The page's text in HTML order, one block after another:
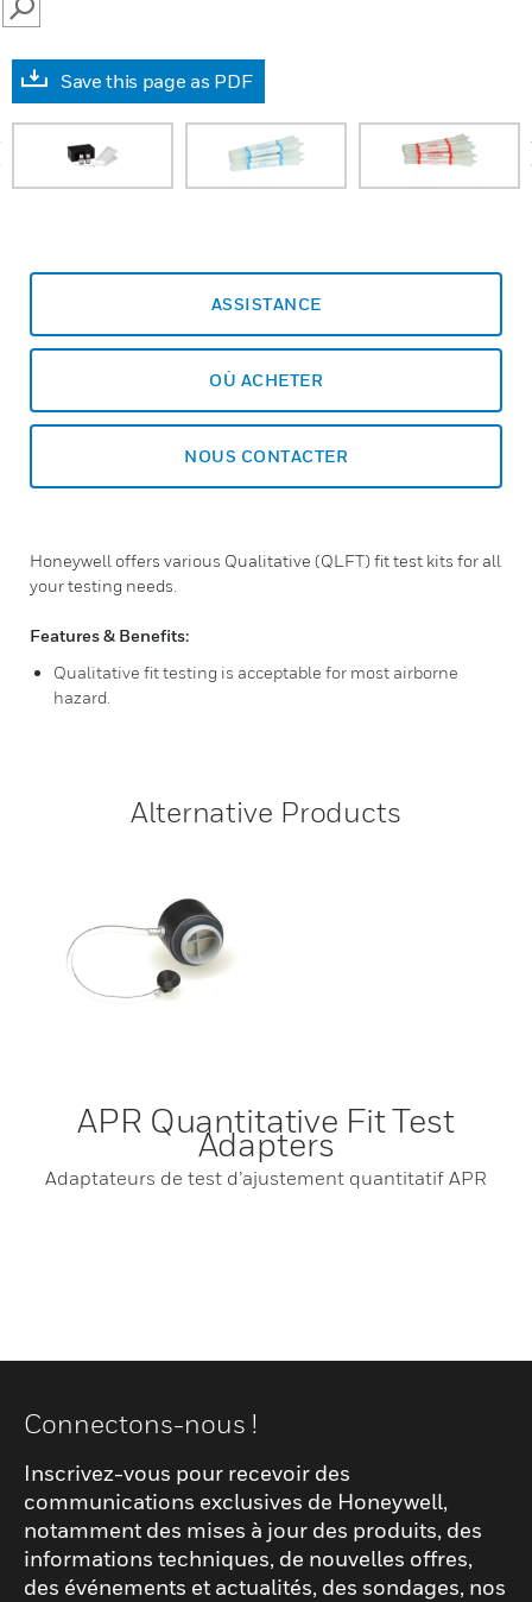
SEARCH
Save this page as PDF
ASSISTANCE
OÙ ACHETER
NOUS CONTACTER
Honeywell offers various Qualitative (QLFT) fit test kits for all
your testing needs.
Features & Benefits:
Qualitative fit testing is acceptable for most airborne
hazard.
Alternative Products
APR Quantitative Fit Test
Adapters
Adaptateurs de test d’ajustement quantitatif APR
Connectons-nous !
Inscrivez-vous pour recevoir des
communications exclusives de Honeywell,
notamment des mises à jour des produits, des
informations techniques, de nouvelles offres,
des événements et actualités, des sondages, nos